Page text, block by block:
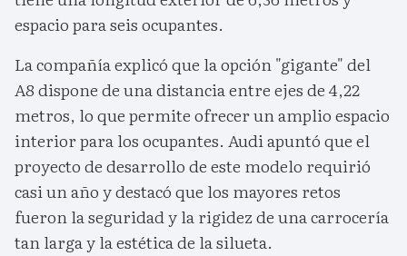
espacio para seis ocupantes.
La compañía explicó que la opción "gigante" del
A8 dispone de una distancia entre ejes de 4,22
metros, lo que permite ofrecer un amplio espacio
interior para los ocupantes. Audi apuntó que el
proyecto de desarrollo de este modelo requirió
casi un año y destacó que los mayores retos
fueron la seguridad y la rigidez de una carrocería
tan larga y la estética de la silueta.